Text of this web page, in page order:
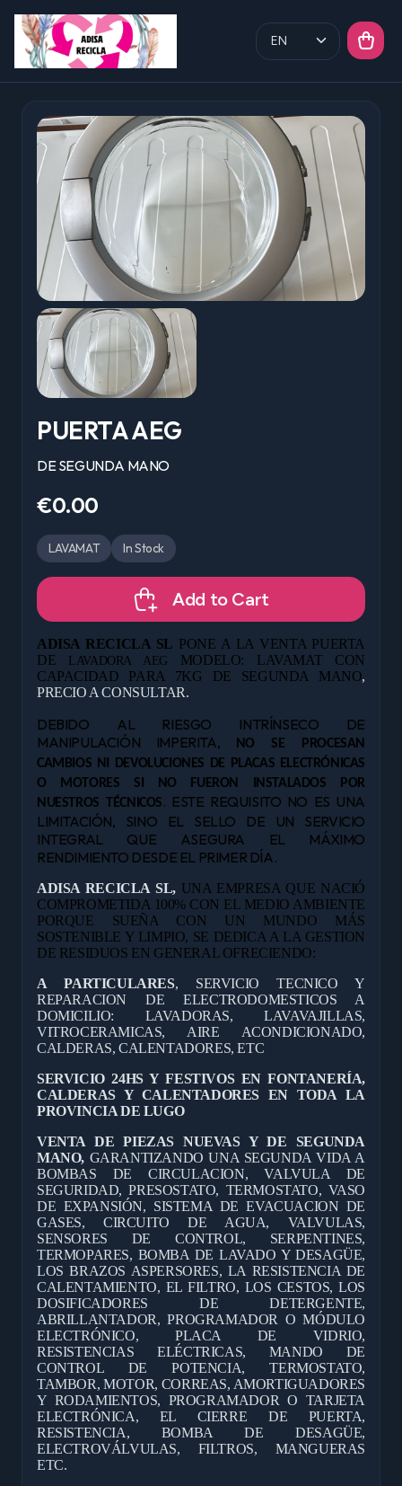
PUERTA AEG
DE SEGUNDA MANO
€0.00
LAVAMAT In Stock
Add to Cart
ADISA RECICLA SL PONE A LA VENTA PUERTA
DE
LAVADORA AEG MODELO: LAVAMAT CON
CAPACIDAD PARA 7KG DE SEGUNDA MANO,
PRECIO A CONSULTAR.
DEBIDO AL RIESGO INTRÍNSECO DE
MANIPULACIÓN IMPERITA,
NO SE PROCESAN
CAMBIOS NI DEVOLUCIONES DE PLACAS ELECTRÓNICAS
O MOTORES SI NO FUERON INSTALADOS POR
NUESTROS TÉCNICOS. ESTE REQUISITO NO ES UNA
LIMITACIÓN, SINO EL SELLO DE UN SERVICIO
INTEGRAL QUE ASEGURA EL MÁXIMO
RENDIMIENTO DESDE EL PRIMER DÍA.
ADISA RECICLA SL, UNA EMPRESA QUE NACIÓ
COMPROMETIDA 100% CON EL MEDIO AMBIENTE
PORQUE SUEÑA CON UN MUNDO MÁS
SOSTENIBLE Y LIMPIO, SE DEDICA A LA GESTION
DE RESIDUOS EN GENERAL OFRECIENDO:
A PARTICULARES, SERVICIO TECNICO Y
REPARACION DE ELECTRODOMESTICOS A
DOMICILIO: LAVADORAS, LAVAVAJILLAS,
VITROCERAMICAS, AIRE ACONDICIONADO,
CALDERAS, CALENTADORES, ETC
SERVICIO 24HS Y FESTIVOS EN FONTANERÍA,
CALDERAS Y CALENTADORES EN TODA LA
PROVINCIA DE LUGO
VENTA DE PIEZAS NUEVAS Y DE SEGUNDA
MANO, GARANTIZANDO UNA SEGUNDA VIDA A
BOMBAS DE CIRCULACION, VALVULA DE
SEGURIDAD, PRESOSTATO, TERMOSTATO, VASO
DE EXPANSIÓN, SISTEMA DE EVACUACION DE
GASES, CIRCUITO DE AGUA, VALVULAS,
SENSORES DE CONTROL, SERPENTINES,
TERMOPARES, BOMBA DE LAVADO Y DESAGÜE,
LOS BRAZOS ASPERSORES, LA RESISTENCIA DE
CALENTAMIENTO, EL FILTRO, LOS CESTOS, LOS
DOSIFICADORES DE DETERGENTE,
ABRILLANTADOR, PROGRAMADOR O MÓDULO
ELECTRÓNICO, PLACA DE VIDRIO,
RESISTENCIAS ELÉCTRICAS, MANDO DE
CONTROL DE POTENCIA, TERMOSTATO,
TAMBOR, MOTOR, CORREAS, AMORTIGUADORES
Y RODAMIENTOS, PROGRAMADOR O TARJETA
ELECTRÓNICA, EL CIERRE DE PUERTA,
RESISTENCIA, BOMBA DE DESAGÜE,
ELECTROVÁLVULAS, FILTROS, MANGUERAS
ETC.